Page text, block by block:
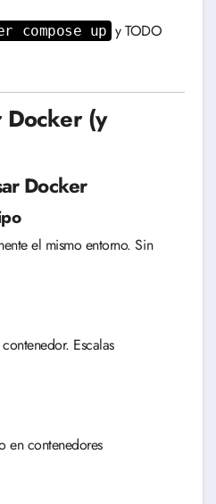
compose up y TODO
Docker (y
Docker
el mismo entorno. Sin
Escalas
en contenedores